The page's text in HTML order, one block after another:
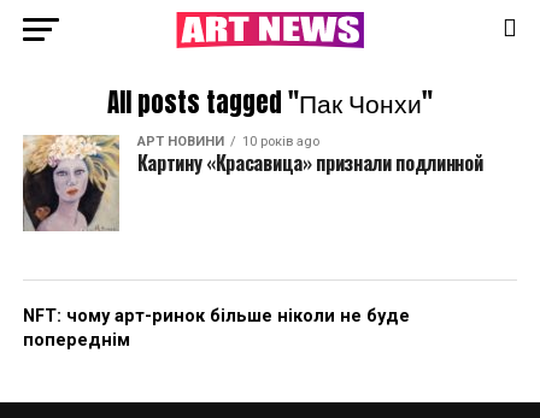
All posts tagged "Пак Чонхи"
АРТ НОВИНИ 10 років ago
Картину «Красавица» признали подлинной
NFT: чому арт-ринок більше ніколи не буде
попереднім